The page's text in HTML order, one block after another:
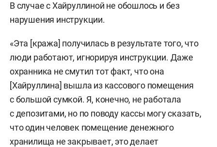
В случае с Хайруллиной не обошлось и без
нарушения инструкции.
«Эта [кража] получилась в результате того, что
люди работают, игнорируя инструкции. Даже
охранника не смутил тот факт, что она
[Хайруллина] вышла из кассового помещения
с большой сумкой. Я, конечно, не работала
с депозитами, но по поводу кассы могу сказать,
что один человек помещение денежного
хранилища не закрывает, это делает